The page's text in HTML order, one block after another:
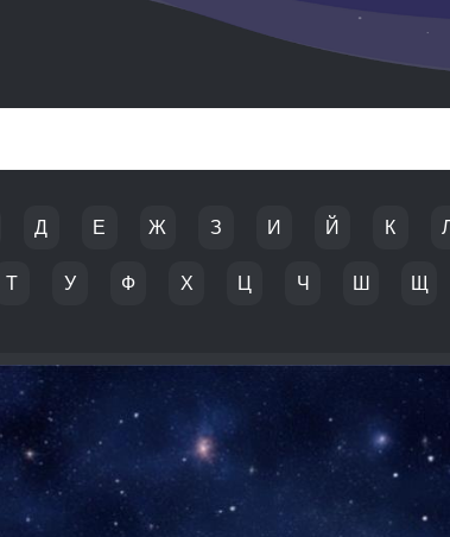
Д Е Ж З И Й К Л
Т У Ф Х Ц Ч Ш Щ